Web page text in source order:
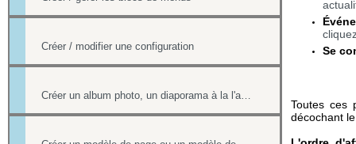
Créer / modifier une configuration
Créer un album photo, un diaporama à la l'aide de la Photothèque
Se
Toutes ces
décochant